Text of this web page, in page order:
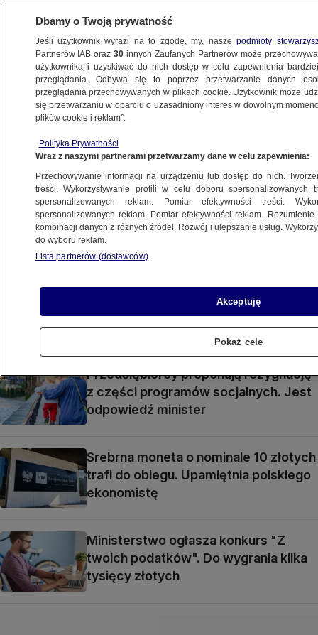
BIZNES
PIENIĄDZE
"Groźba utraty pieniędzy i kontroli
nad kontem". Największy bank
w Polsce ostrzega
Premier zapowiada zerowy PIT dla
młodych osób na stażu i praktykach.
"Chcemy przyciągnąć talenty"
Wirus zachwiał kredytami
Przedsiębiorcy proponują rezygnację
z części programów socjalnych. Jest
odpowiedź minister
Srebrna moneta o nominale 10 złotych
trafi do obiegu. Upamiętnia polskiego
ekonomistę
Ministerstwo ogłasza konkurs "Z
twoich podatków". Do wygrania kilka
tysięcy złotych
Dbamy o Twoją prywatność
Jeśli użytkownik wyrazi na to zgodę, my, naszepodmioty
Partnerów IAB oraz30 innych Zaufanych Partnerów może
użytkownika i uzyskiwać do nich dostęp w celu zapewnienia
przeglądania. Odbywa się to poprzez przetwarzanie danych
przeglądania przechowywanych w plikach cookie. Użytkownik może
się przetwarzaniu w oparciu o uzasadniony interes w dowolnym
plików cookie i reklam”.
Polityka Prywatności
Wraz z naszymi partnerami przetwarzamy dane w celu zapewnienia:
Przechowywanie informacji na urządzeniu lub dostęp do nich.
treści. Wykorzystywanie profili w celu doboru spersonalizowanych
spersonalizowanych reklam. Pomiar efektywności treści.
spersonalizowanych reklam. Pomiar efektywności reklam.
kombinacji danych z różnych źródeł. Rozwój i ulepszanie usług.
do wyboru reklam.
Lista partnerów (dostawców)
Akceptuję
Pokaż cele